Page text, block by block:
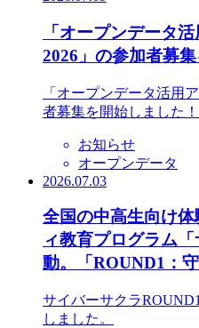
「オープンデータ
2026」の参加者募
「オープンデータ活用
者募集を開始しました！
お知らせ
オープンデータ
2026.07.03
全国の中高生向け
ィ教育プログラム
動。「ROUND1：
サイバーサクラ
しました。